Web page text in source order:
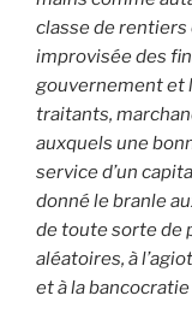
classe de
improvisée des
gouvernement et
traitants,
auxquels une
service d’un
donné le branle
de toute sorte de
aléatoires, à
et à la